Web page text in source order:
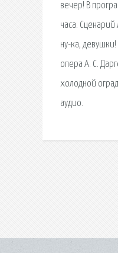
вечер! В
часа.
ну-ка, девушки!
опера А. С.
холодной
аудио.